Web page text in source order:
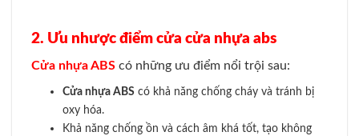
2. Ưu nhược điểm cửa cửa nhựa abs
Cửa nhựa ABS có những ưu điểm nổi trội sau:
Cửa nhựa ABScó khả năng chống cháy và tránh bị
oxy hóa.
Khả năng chống ồn và cách âm khá tốt, tạo không